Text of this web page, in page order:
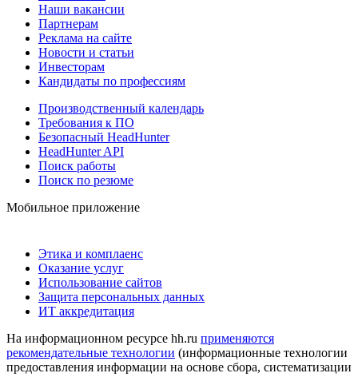
Наши вакансии
Партнерам
Реклама на сайте
Новости и статьи
Инвесторам
Кандидаты по профессиям
Производственный календарь
Требования к ПО
Безопасный HeadHunter
HeadHunter API
Поиск работы
Поиск по резюме
Мобильное приложение
Этика и комплаенс
Оказание услуг
Использование сайтов
Защита персональных данных
ИТ аккредитация
На информационном ресурсе hh.ru применяются
рекомендательные технологии (информационные технологии
предоставления информации на основе сбора, систематизации